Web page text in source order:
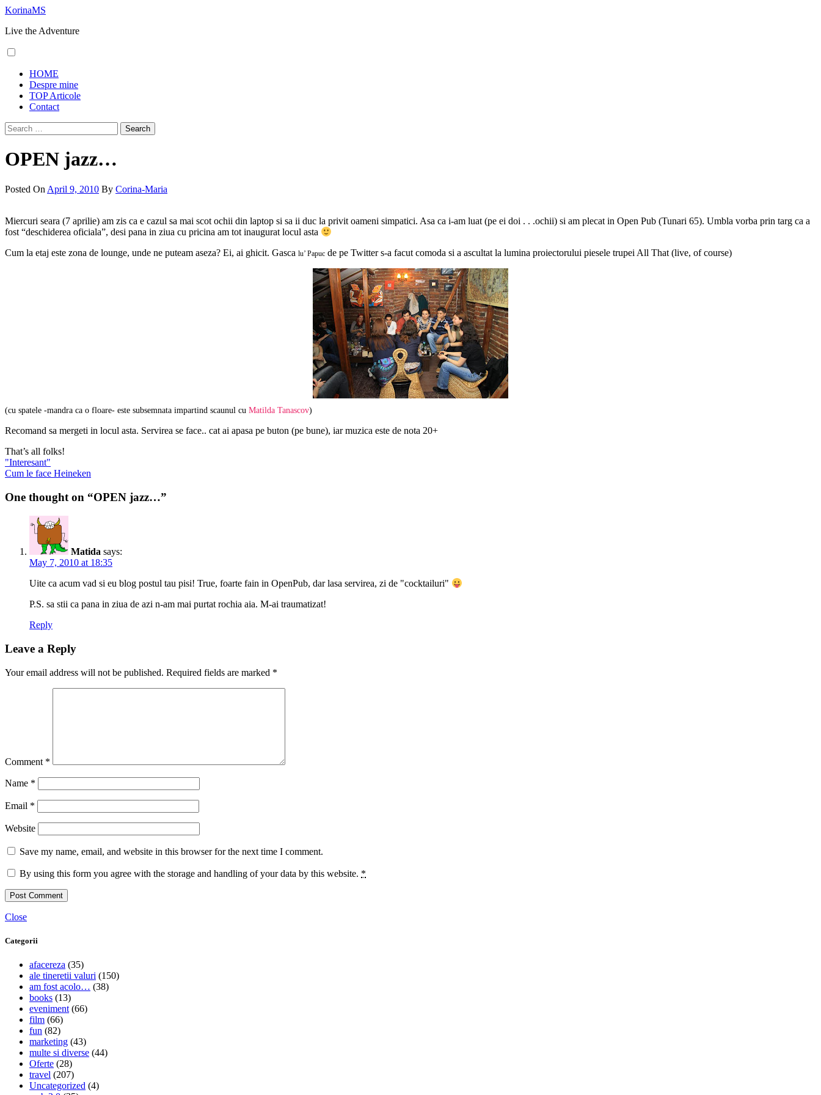
Skip
content
KorinaMS
Live the Adventure
Menu
HOME
Despre mine
TOP Articole
Contact
Search
for:
OPEN jazz…
Posted On April 9, 2010 By Corina-Maria
Miercuri seara (7 aprilie) am zis ca e cazul sa mai scot ochii din laptop si sa ii duc la privit oameni simpatici. Asa ca i-am luat (pe ei doi . . .ochii) si am plecat in Open Pub (Tunari 65). Umbla vorba prin targ ca a
fost “deschiderea oficiala”, desi pana in ziua cu pricina am tot inaugurat locul asta
Cum la etaj este zona de lounge, unde ne puteam aseza? Ei, ai ghicit. Gasca lu’ Papuc de pe Twitter s-a facut comoda si a ascultat la lumina proiectorului piesele trupei All That (live, of course)
(cu spatele -mandra ca o floare- este subsemnata impartind scaunul cu Matilda Tanascov)
Recomand sa mergeti in locul asta. Servirea se face.. cat ai apasa pe buton (pe bune), iar muzica este de nota 20+
That’s all folks!
Post
navigation
Previous
post:
"Interesant"
Next
Cum le face Heineken
One thought on “OPEN jazz…”
Matida says:
May 7, 2010 at 18:35
Uite ca acum vad si eu blog postul tau pisi! True, foarte fain in OpenPub, dar lasa servirea, zi de "cocktailuri"
P.S. sa stii ca pana in ziua de azi n-am mai purtat rochia aia. M-ai traumatizat!
Reply
Leave a Reply
Your email address will not be published. Required fields are marked *
Comment *
Name *
Email *
Website
Save my name, email, and website in this browser for the next time I comment.
By using this form you agree with the storage and handling of your data by this website. *
Close
Categorii
afacereza (35)
ale tineretii valuri (150)
am fost acolo… (38)
books (13)
eveniment (66)
film (66)
fun (82)
marketing (43)
multe si diverse (44)
Oferte (28)
travel (207)
Uncategorized (4)